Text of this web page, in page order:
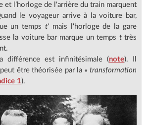
et l’horloge de l'arrière du train marquent
le voyageur arrive à la voiture bar,
un temps t' mais l'horloge de la gare
la voiture bar marque un temps ttrès
différence est infinitésimale (note). Il
être théorisée par la « transformation
1).